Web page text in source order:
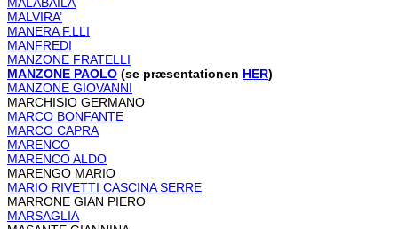
MALVIRA’
MANERA F.LLI
MANFREDI
MANZONE FRATELLI
MANZONE PAOLO (se præsentationen HER)
MANZONE GIOVANNI
MARCHISIO GERMANO
MARCO BONFANTE
MARCO CAPRA
MARENCO
MARENCO ALDO
MARENGO MARIO
MARIO RIVETTI CASCINA SERRE
MARRONE GIAN PIERO
MARSAGLIA